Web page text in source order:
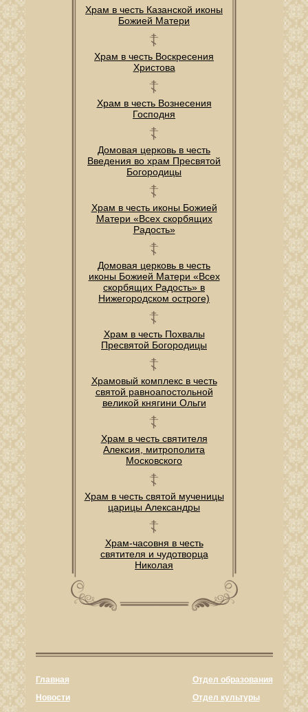
Храм в честь Казанской иконы
Божией Матери
Храм в честь Воскресения
Христова
Храм в честь Вознесения
Господня
Домовая церковь в честь
Введения во храм Пресвятой
Богородицы
Храм в честь иконы Божией
Матери «Всех скорбящих
Радость»
Домовая церковь в честь
иконы Божией Матери «Всех
скорбящих Радость» в
Нижегородском остроге)
Храм в честь Похвалы
Пресвятой Богородицы
Храмовый комплекс в честь
святой равноапостольной
великой княгини Ольги
Храм в честь святителя
Алексия, митрополита
Московского
Храм в честь святой мученицы
царицы Александры
Храм-часовня в честь
святителя и чудотворца
Николая
Главная
Новости
Отдел образования
Отдел культуры